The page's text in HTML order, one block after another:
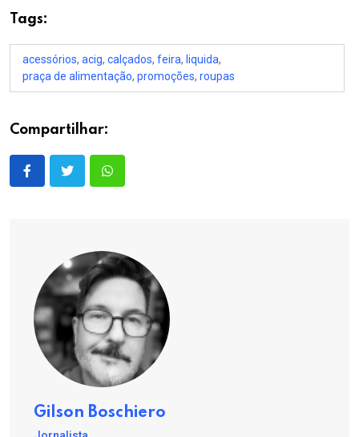
Tags:
acessórios, acig, calçados, feira, liquida,
praça de alimentação, promoções, roupas
Compartilhar:
Gilson Boschiero